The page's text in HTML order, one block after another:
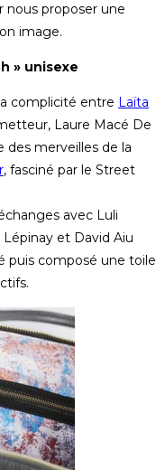
nous proposer une
image.
» unisexe
complicité entre Laïta
Laure Macé De
des merveilles de la
, fasciné par le Street
avec Luli
et David Aiu
puis composé une toile